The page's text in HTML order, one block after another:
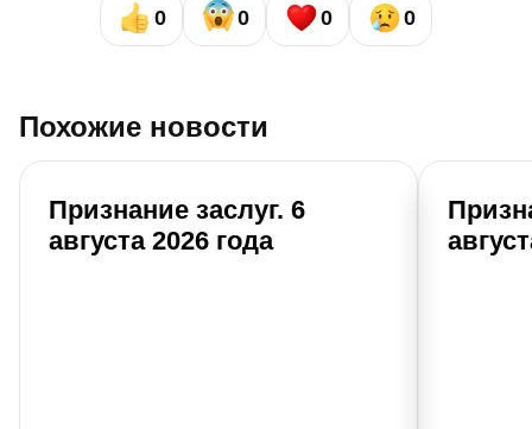
0 0 0 0
Похожие новости
Признание заслуг. 6
августа 2026 года